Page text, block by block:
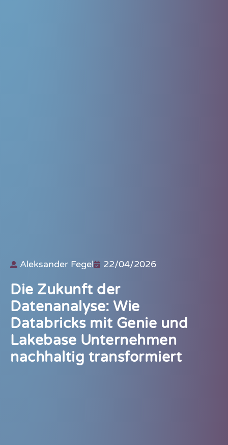
Aleksander Fegel 22/04/2026
Die Zukunft der
Datenanalyse: Wie
Databricks mit Genie und
Lakebase Unternehmen
nachhaltig transformiert